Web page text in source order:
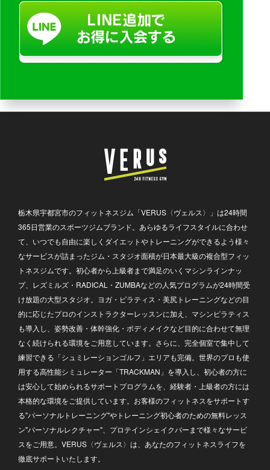
栃木県宇都宮市のフィットネスジム「VERUS〈ヴェルス〉」は24時間
365日営業のスポーツジムブランド。あらゆるライフスタイルに合わせ
て、いつでも自由に楽しくダイエットやトレーニングができるよう様々
なサービスが詰まったジム・スタジオ面積が日本最大級の複合型フィッ
トネスジムです。初心者から上級者まで満足のいくマシンラインナッ
プ、レズミルズ・RADICAL・ZUMBAなどの人気プログラムが24時間受
け放題の大型スタジオ。ヨガ・ピラティス・美尻トレーニングなどの目
的に応じたプロのインストラクターレッスンに加え、マシンピラティス
も導入し、姿勢改善・体幹強化・ボディメイクなど目的に合わせて無理
なく続けられる環境をご用意しています。さらに、完全個室で集中して
練習できる「シュミレーションゴルフ」エリアも完備。世界のプロも使
用する高性能シミュレーター「TRACKMAN」を導入し、初心者の方に
は安心して始められるサポートプログラムを、経験者・上級者の方には
本格的な環境をご提供しています。お客様のフィットネスをサポートす
る"パーソナルトレーニング"やトレーニング初心者のための無料レッス
ン"パーソナルレクチャー"、プロテインシェイクバーまで様々なサービ
スをご用意。VERUS〈ヴェルス〉は、あなたのフィットネスライフを
徹底サポートいたします。